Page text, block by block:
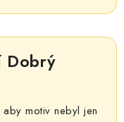
Dobrý
motiv nebyl jen